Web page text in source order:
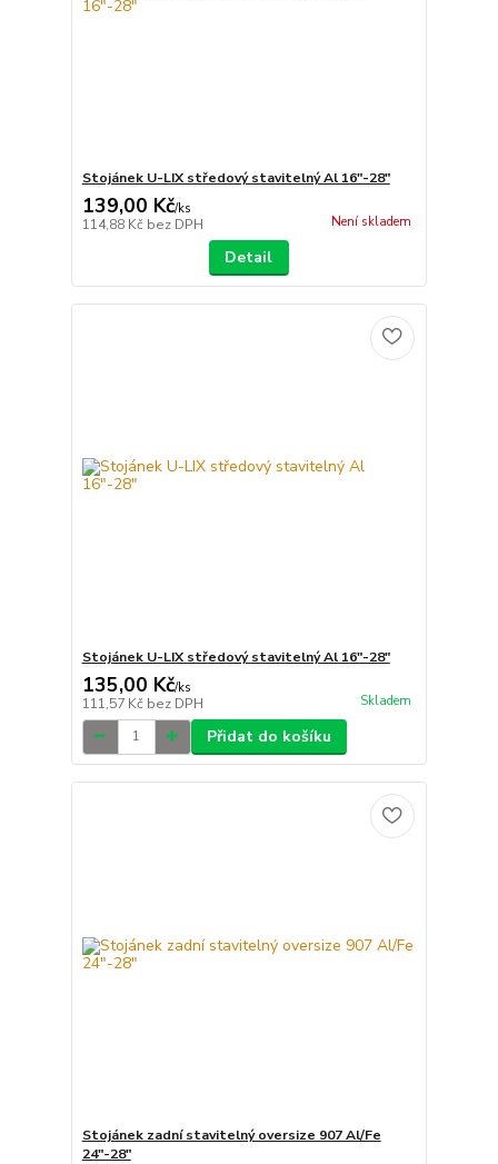
Stojánek U-LIX středový stavitelný Al 16"-28"
139,00 Kč/ks
114,88 Kč bez DPH Není skladem
Detail
Stojánek U-LIX středový stavitelný Al 16"-28"
135,00 Kč/ks
111,57 Kč bez DPH Skladem
Přidat do košíku
Stojánek zadní stavitelný oversize 907 Al/Fe
24"-28"